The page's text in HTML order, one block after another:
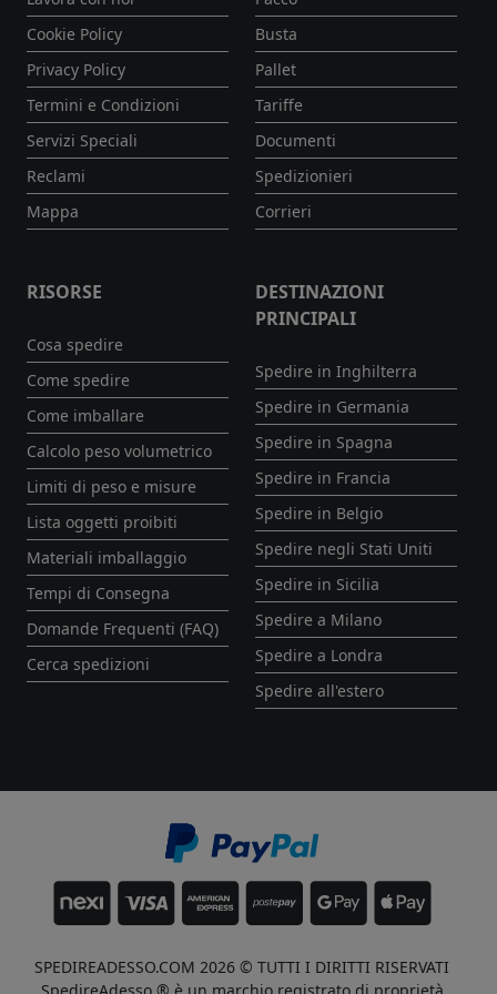
Cookie Policy
Privacy Policy
Termini e Condizioni
Servizi Speciali
Reclami
Mappa
Busta
Pallet
Tariffe
Documenti
Spedizionieri
Corrieri
RISORSE
Cosa spedire
Come spedire
Come imballare
Calcolo peso volumetrico
Limiti di peso e misure
Lista oggetti proibiti
Materiali imballaggio
Tempi di Consegna
Domande Frequenti (FAQ)
Cerca spedizioni
DESTINAZIONI
PRINCIPALI
Spedire in Inghilterra
Spedire in Germania
Spedire in Spagna
Spedire in Francia
Spedire in Belgio
Spedire negli Stati Uniti
Spedire in Sicilia
Spedire a Milano
Spedire a Londra
Spedire all'estero
SPEDIREADESSO.COM 2026 © TUTTI I DIRITTI RISERVATI